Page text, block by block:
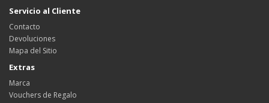
Servicio al Cliente
Contacto
Devoluciones
Mapa del Sitio
Extras
Marca
Vouchers de Regalo